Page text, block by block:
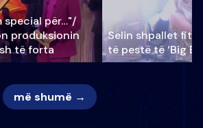
special për…"/
produksionin
të forta
Selin shpallet
të pestë të ‘Big
më shumë →